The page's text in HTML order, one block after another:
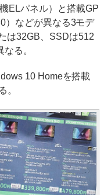
ELパネル）と搭載GP
）などが異なる3モデ
は32GB、SSDは512
る。
10 Homeを搭載
。